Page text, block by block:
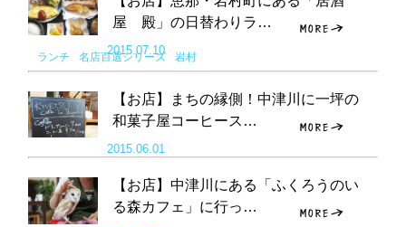
屋 殿」の日替わりラ…
2015.07.10
ランチ 名店百選シリーズ 岩村
【お店】まちの縁側！中津川に一坪の
和菓子屋コーヒース…
2015.06.01
【お店】中津川にある「ふくろうのい
る森カフェ」に行っ…